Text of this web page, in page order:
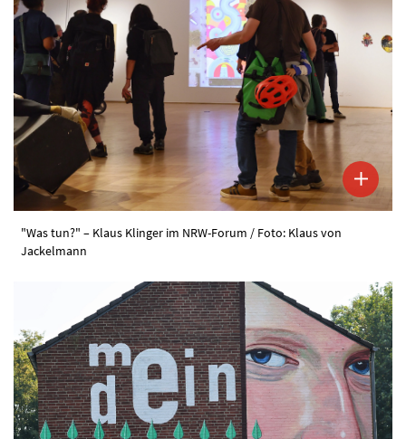
"Was tun?" – Klaus Klinger im NRW-Forum / Foto: Klaus von
Jackelmann